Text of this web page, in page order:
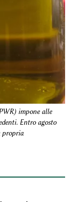
impone alle
Entro agosto
propria